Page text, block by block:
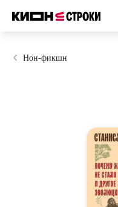
Нон-фикшн